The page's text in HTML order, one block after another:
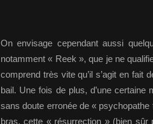
On envisage cependant aussi
notamment « Reek », que je ne
comprend très vite qu’il s’agit en
bail. Une fois de plus, d’une
sans doute erronée de «
bras, cette « résurrection » (bien